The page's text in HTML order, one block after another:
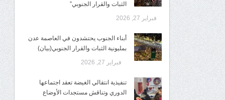
الثبات والقرار الجنوبي”
فبراير 27, 2026
أبناء الجنوب يحتشدون في العاصمة عدن
بمليونية الثبات والقرار الجنوبي(بيان)
فبراير 27, 2026
تنفيذية انتقالي الغيضة تعقد اجتماعها
الدوري وتناقش مستجدات الأوضاع